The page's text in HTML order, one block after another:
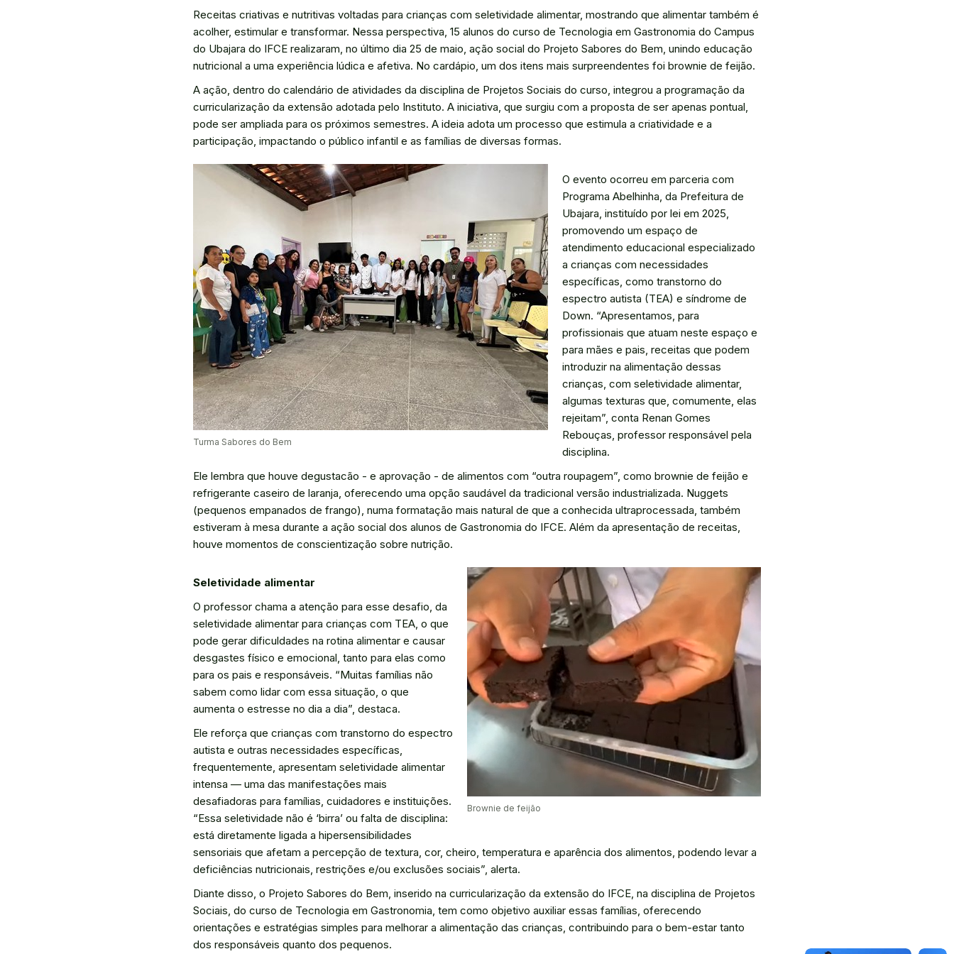
Receitas criativas e nutritivas voltadas para crianças com seletividade alimentar, mostrando que alimentar também é
acolher, estimular e transformar. Nessa perspectiva, 15 alunos do curso de Tecnologia em Gastronomia do Campus
do Ubajara do IFCE realizaram, no último dia 25 de maio, ação social do Projeto Sabores do Bem, unindo educação
nutricional a uma experiência lúdica e afetiva. No cardápio, um dos itens mais surpreendentes foi brownie de feijão.
A ação, dentro do calendário de atividades da disciplina de Projetos Sociais do curso, integrou a programação da
curricularização da extensão adotada pelo Instituto. A iniciativa, que surgiu com a proposta de ser apenas pontual,
pode ser ampliada para os próximos semestres. A ideia adota um processo que estimula a criatividade e a
participação, impactando o público infantil e as famílias de diversas formas.
Turma Sabores do Bem
O evento ocorreu em parceria com
Programa Abelhinha, da Prefeitura de
Ubajara, instituído por lei em 2025,
promovendo um espaço de
atendimento educacional especializado
a crianças com necessidades
específicas, como transtorno do
espectro autista (TEA) e síndrome de
Down. “Apresentamos, para
profissionais que atuam neste espaço e
para mães e pais, receitas que podem
introduzir na alimentação dessas
crianças, com seletividade alimentar,
algumas texturas que, comumente, elas
rejeitam”, conta Renan Gomes
Rebouças, professor responsável pela
disciplina.
Ele lembra que houve degustacão - e aprovação - de alimentos com “outra roupagem”, como brownie de feijão e
refrigerante caseiro de laranja, oferecendo uma opção saudável da tradicional versão industrializada. Nuggets
(pequenos empanados de frango), numa formatação mais natural de que a conhecida ultraprocessada, também
estiveram à mesa durante a ação social dos alunos de Gastronomia do IFCE. Além da apresentação de receitas,
houve momentos de conscientização sobre nutrição.
Brownie de feijão
Seletividade alimentar
O professor chama a atenção para esse desafio, da
seletividade alimentar para crianças com TEA, o que
pode gerar dificuldades na rotina alimentar e causar
desgastes físico e emocional, tanto para elas como
para os pais e responsáveis. “Muitas famílias não
sabem como lidar com essa situação, o que
aumenta o estresse no dia a dia”, destaca.
Ele reforça que crianças com transtorno do espectro
autista e outras necessidades específicas,
frequentemente, apresentam seletividade alimentar
intensa — uma das manifestações mais
desafiadoras para famílias, cuidadores e instituições.
“Essa seletividade não é ‘birra’ ou falta de disciplina:
está diretamente ligada a hipersensibilidades
sensoriais que afetam a percepção de textura, cor, cheiro, temperatura e aparência dos alimentos, podendo levar a
deficiências nutricionais, restrições e/ou exclusões sociais”, alerta.
Diante disso, o Projeto Sabores do Bem, inserido na curricularização da extensão do IFCE, na disciplina de Projetos
Sociais, do curso de Tecnologia em Gastronomia, tem como objetivo auxiliar essas famílias, oferecendo
orientações e estratégias simples para melhorar a alimentação das crianças, contribuindo para o bem-estar tanto
dos responsáveis quanto dos pequenos.